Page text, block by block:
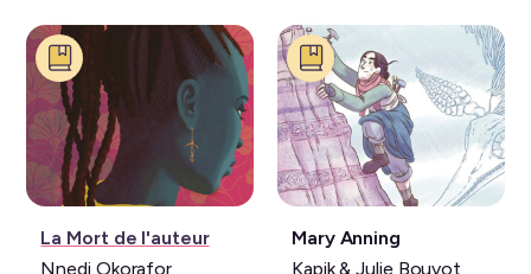
Livre:
La Mort de l'auteur
Nnedi Okorafor
Livre:
Mary Anning
Kapik & Julie Bouvot